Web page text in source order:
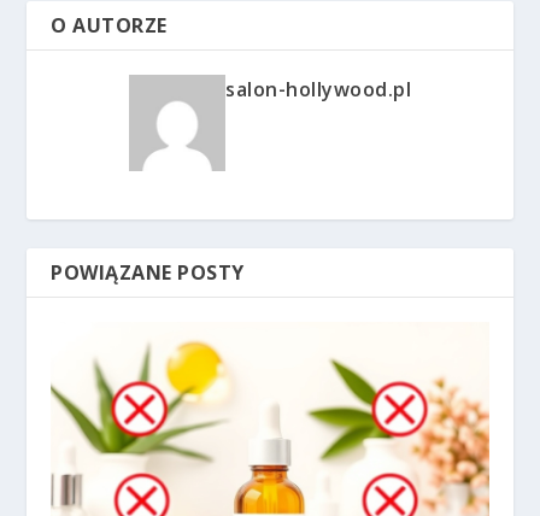
O AUTORZE
salon-hollywood.pl
POWIĄZANE POSTY